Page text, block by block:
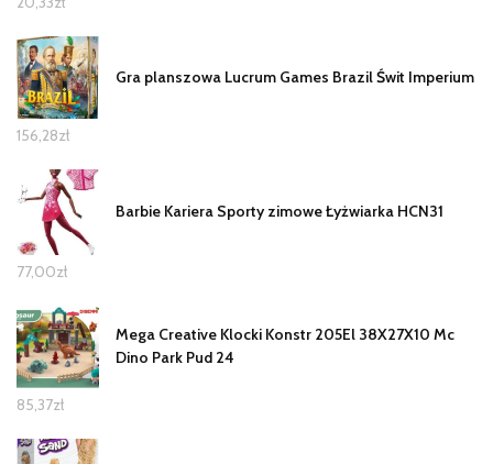
Gra planszowa Lucrum Games Brazil Świt Imperium
156,28zł
Barbie Kariera Sporty zimowe Łyżwiarka HCN31
77,00zł
Mega Creative Klocki Konstr 205El 38X27X10 Mc
Dino Park Pud 24
85,37zł